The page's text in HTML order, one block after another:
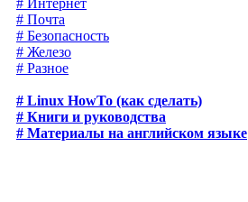
# Интернет
# Почта
# Безопасность
# Железо
# Разное
# Linux HowTo (как сделать)
# Книги и руководства
# Материалы на английском языке